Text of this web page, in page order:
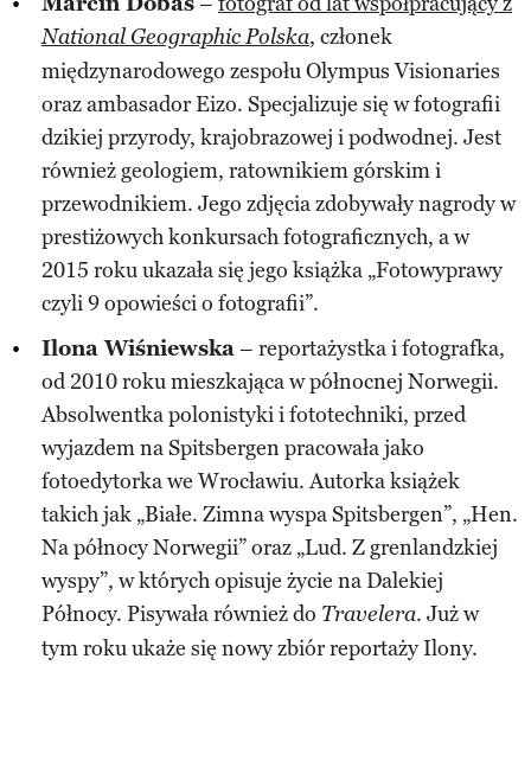
National Geographic Polska, członek
międzynarodowego zespołu Olympus Visionaries
oraz ambasador Eizo. Specjalizuje się w fotografii
dzikiej przyrody, krajobrazowej i podwodnej. Jest
również geologiem, ratownikiem górskim i
przewodnikiem. Jego zdjęcia zdobywały nagrody w
prestiżowych konkursach fotograficznych, a w
2015 roku ukazała się jego książka „Fotowyprawy
czyli 9 opowieści o fotografii”.​
Ilona Wiśniewska– reportażystka i fotografka,
od 2010 roku mieszkająca w północnej Norwegii.
Absolwentka polonistyki i fototechniki, przed
wyjazdem na Spitsbergen pracowała jako
fotoedytorka we Wrocławiu. Autorka książek
takich jak „Białe. Zimna wyspa Spitsbergen”, „Hen.
Na północy Norwegii” oraz „Lud. Z grenlandzkiej
wyspy”, w których opisuje życie na Dalekiej
Północy. Pisywała również do Travelera. Już w
tym roku ukaże się nowy zbiór reportaży Ilony. ​